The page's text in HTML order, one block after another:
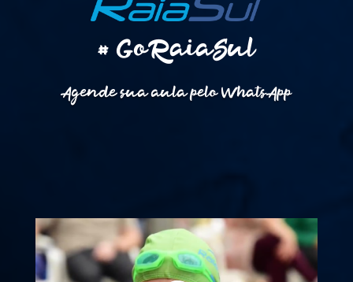
# GoRaiaSul
Agende sua aula pelo WhatsApp